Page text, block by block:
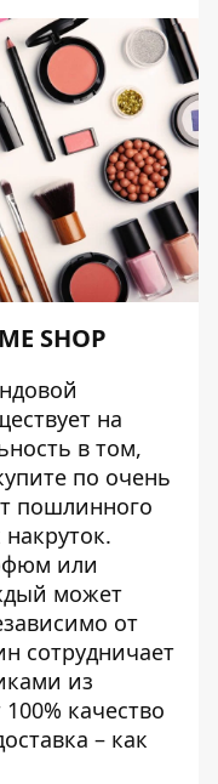
SHOP
на
в том,
по очень
пошлинного
или
может
от
сотрудничает
из
качество
– как